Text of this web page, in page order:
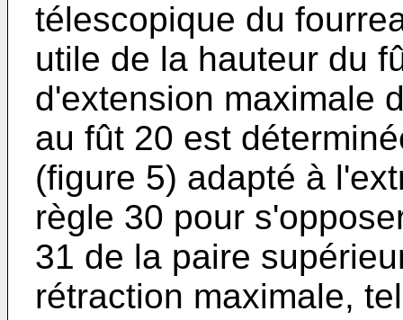
télescopique du
utile de la hauteur du
d'extension maximale
au fût 20 est
(figure 5) adapté à
règle 30 pour
31 de la paire
rétraction maximale,